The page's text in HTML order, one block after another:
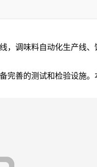
调味料自动化生产线
善的测试和检验设施